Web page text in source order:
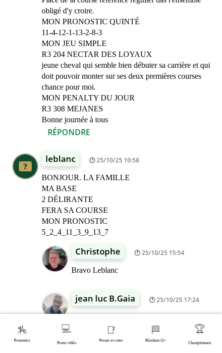
obligé d'y croire.
MON PRONOSTIC QUINTÉ
11-4-12-1-13-2-8-3
MON JEU SIMPLE
R3 204 NECTAR DES LOYAUX
jeune cheval qui semble bien débuter sa carrière et qui
doit pouvoir monter sur ses deux premières courses
chance pour moi.
MON PENALTY DU JOUR
R3 308 MEJANES
Bonne journée à tous
RÉPONDRE
leblanc 25/10/25 10:58
BONJOUR. LA FAMILLE
MA BASE
2 DÉLIRANTE
FERA SA COURSE
MON PRONOSTIC
5_2_4_11_3_9_13_7
Christophe 25/10/25 15:54
Bravo Leblanc
jean luc B.Gaia 25/10/25 17:24
Tinine
🏇
Pronostics
💻
Prono vidéo
📑
Presse et cotes
🏁
Résultats Q+
🏆
Championnats